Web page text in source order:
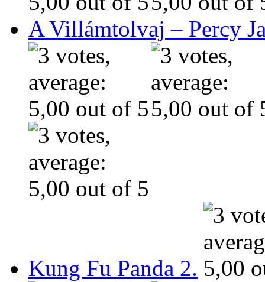
A Villámtolvaj – Percy
Kung Fu Panda 2.